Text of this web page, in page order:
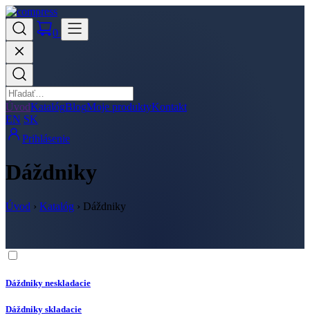
0
ÚvodKatalógBlogMoje produktyKontakt
EN SK
Prihlásenie
Dáždniky
Úvod › Katalóg › Dáždniky
Dáždniky neskladacie
Dáždniky skladacie